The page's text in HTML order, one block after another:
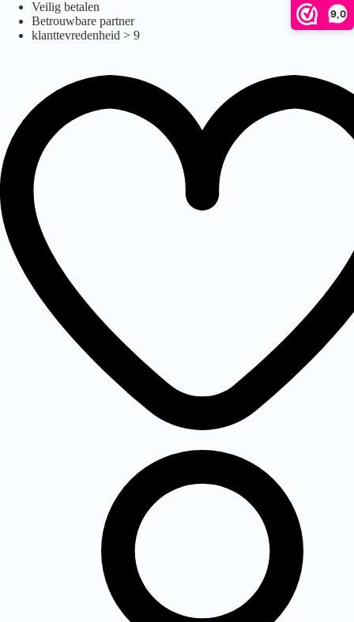
9,0
naar
Veilig betalen
Betrouwbare partner
klanttevredenheid > 9